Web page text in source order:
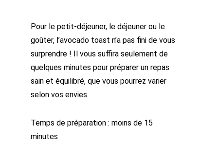
Pour le petit-déjeuner, le déjeuner ou le
goûter, l’avocado toast n’a pas fini de vous
surprendre ! Il vous suffira seulement de
quelques minutes pour préparer un repas
sain et équilibré, que vous pourrez varier
selon vos envies.
Temps de préparation : moins de 15
minutes